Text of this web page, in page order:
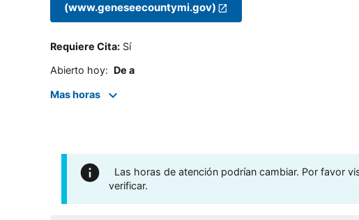
(www.geneseecountymi.gov)
Requiere Cita: Sí
Abierto hoy: De a
Mas horas
Las horas de atención podrían cambiar. Por favor
verificar.